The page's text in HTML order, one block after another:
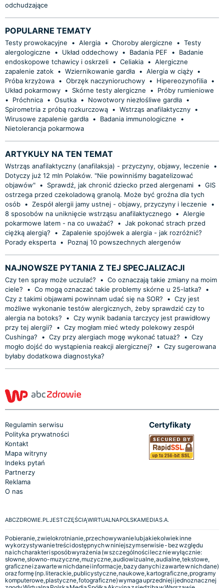
odchudzające
POPULARNE TEMATY
Testy prowokacyjne • Alergia • Choroby alergiczne • Testy
alergologiczne
• Układ oddechowy • Badania PEF •
Badanie
endoskopowe tchawicy i oskrzeli • Celiakia • Alergiczne
zapalenie zatok • Wziernikowanie gardła • Alergia w ciąży •
Próba krzyżowa • Obrzęk naczynioruchowy • Hipereozynofilia •
Układ pokarmowy • Skórne testy alergiczne •
Próby rumieniowe
•
Próchnica • Osutka • Nowotwory niezłośliwe gardła •
Spirometria z próbą rozkurczową • Wstrząs anafilaktyczny •
Wirusowe zapalenie gardła • Badania immunologiczne
•
Nietolerancja pokarmowa
ARTYKUŁY NA TEN TEMAT
Wstrząs anafilaktyczny (anafilaksja) - przyczyny, objawy, leczenie
•
Dotyczy już 12 mln Polaków. "Nie powinniśmy bagatelizować
objawów" • Sprawdź, jak chronić dziecko przed alergenami • GIS
ostrzega przed czekoladową granolą. Może być groźna dla tych
osób • Zespół alergii jamy ustnej - objawy, przyczyny i leczenie
•
8 sposobów na uniknięcie wstrząsu anafilaktycznego
• Alergie
pokarmowe latem - na co uważać?
• Jak pokonać strach przed
ciężką alergią?
• Zapalenie spojówek a alergia - jak rozróżnić?
Porady eksperta • Poznaj 10 powszechnych alergenów
NAJNOWSZE PYTANIA Z TEJ SPECJALIZACJI
Czy ten spray może uczulać? • Co oznaczają takie zmiany na moim
ciele?
• Co mogą oznaczać takie problemy skórne u 25-latka?
•
Czy z takimi objawami powinnam udać się na SOR?
• Czy jest
możliwe wykonanie testów alergicznych, żeby sprawdzić czy to
alergia na botoks?
• Czy wynik badania tarczycy jest prawidłowy
przy tej alergii?
• Czy mogłam mieć wtedy polekowy zespół
Cushinga?
• Czy przy alergiach mogę wykonać tatuaż? • Czy
mogło dojść do wystąpienia reakcji alergicznej?
• Czy sugerowana
byłaby dodatkowa diagnostyka?
Regulamin serwisu
Polityka prywatności
Kontakt
Mapa witryny
Indeks pytań
Partnerzy
Reklama
O nas
Certyfikaty
ABCZDROWIE.PL JEST CZĘŚCIĄ WIRTUALNA POLSKA MEDIA S.A.
Pobieranie, zwielokrotnianie, przechowywanie lub jakiekolwiek inne
wykorzystywanie treści dostępnych w niniejszym serwisie - bez względu
na ich charakter i sposób wyrażenia (w szczególności lecz nie wyłącznie:
słowne, słowno-muzyczne, muzyczne, audiowizualne, audialne, tekstowe,
graficzne i zawarte w nich dane i informacje, bazy danych i zawarte w nich dane)
oraz formę (np. literackie, publicystyczne, naukowe, kartograficzne, programy
komputerowe, plastyczne, fotograficzne) wymaga uprzedniej i jednoznacznej